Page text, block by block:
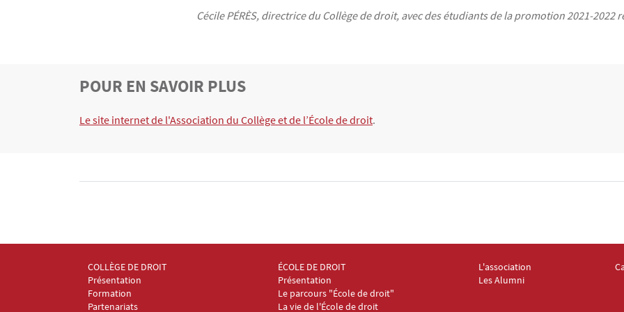
Cécile PÉRÈS, directrice du Collège de droit, avec des étudiants de la promotion 2021-
Bloc(s) libre(s)
TITRE
POUR EN SAVOIR PLUS
Texte
Le site internet de l'Association du Collège et de l’École de droit.
Menu Footer Collège et École de droit 1
COLLÈGE DE DROIT
Présentation
Formation
Partenariats
Menu Footer Collège et École de droit 2
ÉCOLE DE DROIT
Présentation
Le parcours "École de droit"
La vie de l'École de droit
Menu Footer Collège et École
L'association
Les Alumni